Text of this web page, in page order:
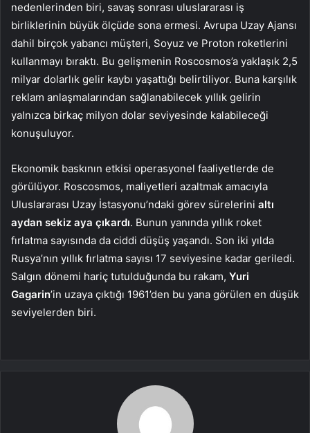
nedenlerinden biri, savaş sonrası uluslararası iş
birliklerinin büyük ölçüde sona ermesi. Avrupa Uzay Ajansı
dahil birçok yabancı müşteri, Soyuz ve Proton roketlerini
kullanmayı bıraktı. Bu gelişmenin Roscosmos’a yaklaşık 2,5
milyar dolarlık gelir kaybı yaşattığı belirtiliyor. Buna karşılık
reklam anlaşmalarından sağlanabilecek yıllık gelirin
yalnızca birkaç milyon dolar seviyesinde kalabileceği
konuşuluyor.
Ekonomik baskının etkisi operasyonel faaliyetlerde de
görülüyor. Roscosmos, maliyetleri azaltmak amacıyla
Uluslararası Uzay İstasyonu’ndaki görev sürelerini altı
aydan sekiz aya çıkardı. Bunun yanında yıllık roket
fırlatma sayısında da ciddi düşüş yaşandı. Son iki yılda
Rusya’nın yıllık fırlatma sayısı 17 seviyesine kadar geriledi.
Salgın dönemi hariç tutulduğunda bu rakam, Yuri
Gagarin’in uzaya çıktığı 1961’den bu yana görülen en düşük
seviyelerden biri.